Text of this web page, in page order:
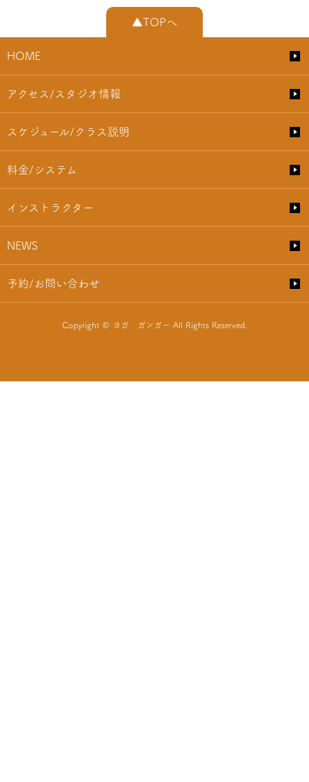
▲TOPへ
HOME
アクセス/スタジオ情報
スケジュール/クラス説明
料金/システム
インストラクター
NEWS
予約/お問い合わせ
Copyright © ヨガ ガンガー All Rights Reserved.